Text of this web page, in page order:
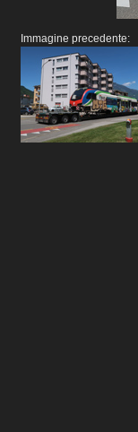
Immagine precedente: